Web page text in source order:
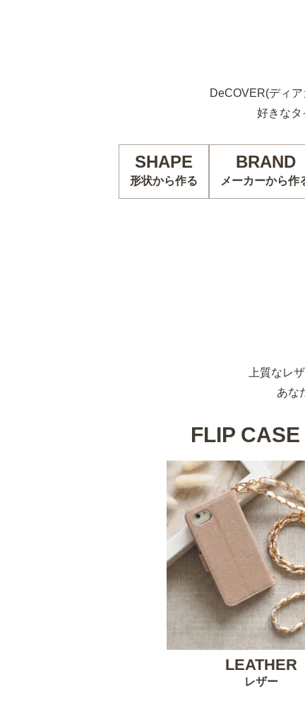
DeCOVER(ディ
好きなタ
SHAPE
形状から作る
BRAND
メーカーから作
上質なレ
あな
FLIP CASE
LEATHER
レザー